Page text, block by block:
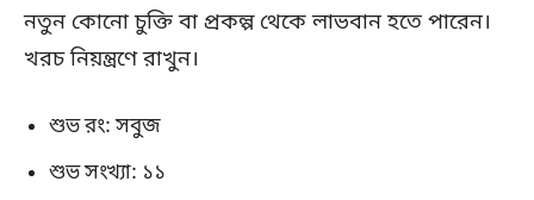
নতুন কোনো চুক্তি বা প্রকল্প থেকে লাভবান হতে পারেন।
খরচ নিয়ন্ত্রণে রাখুন।
শুভ রং: সবুজ
শুভ সংখ্যা: ১১